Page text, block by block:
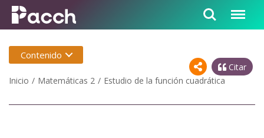
Citar
Inicio
Matemáticas 2 Estudio de la función cuadrática
Contenido